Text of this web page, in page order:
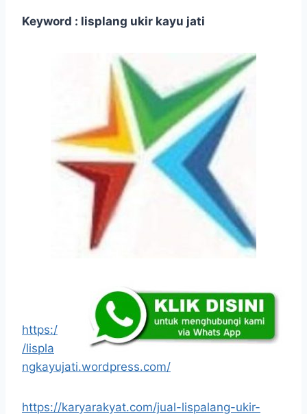
Keyword : lisplang ukir kayu jati
https:/
/lispla
ngkayujati.wordpress.com/
https://karyarakyat.com/jual-lispalang-ukir-